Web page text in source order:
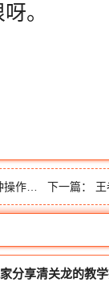
。
回忆 下一篇：
分享清关龙的教